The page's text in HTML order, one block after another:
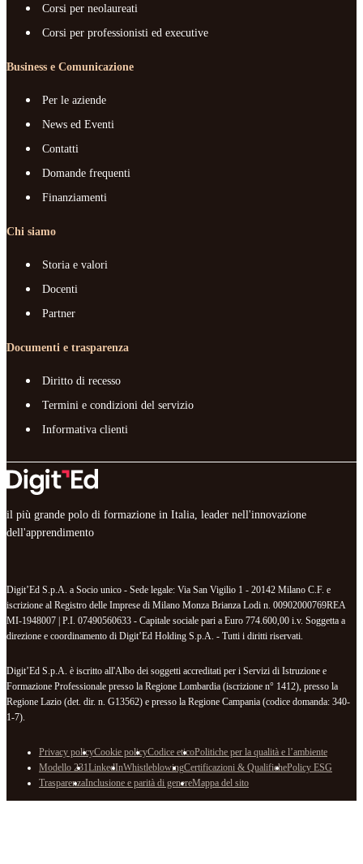
Corsi per neolaureati
Corsi per professionisti ed executive
Business e Comunicazione
Per le aziende
News ed Eventi
Contatti
Domande frequenti
Finanziamenti
Chi siamo
Storia e valori
Docenti
Partner
Documenti e trasparenza
Diritto di recesso
Termini e condizioni del servizio
Informativa clienti
il più grande polo di formazione in Italia, leader nell'innovazione
dell'apprendimento
Digit’Ed S.p.A. a Socio unico - Sede legale: Via San Vigilio 1 - 20142 Milano C.F. e
iscrizione al Registro delle Imprese di Milano Monza Brianza Lodi n. 00902000769REA
MI-1948007 | P.I. 07490560633 - Capitale sociale pari a Euro 774.600,00 i.v. Soggetta a
direzione e coordinamento di Digit’Ed Holding S.p.A. - Tutti i diritti riservati.
Digit’Ed S.p.A. è iscritto all'Albo dei soggetti accreditati per i Servizi di Istruzione e
Formazione Professionale presso la Regione Lombardia (iscrizione n° 1412), presso la
Regione Lazio (det. dir. n. G13562) e presso la Regione Campania (codice domanda: 340-
1-7).
Privacy policyCookie policyCodice eticoPolitiche per la qualità e l’ambiente
Modello 231LinkedInWhistleblowingCertificazioni & QualifichePolicy ESG
TrasparenzaInclusione e parità di genereMappa del sito